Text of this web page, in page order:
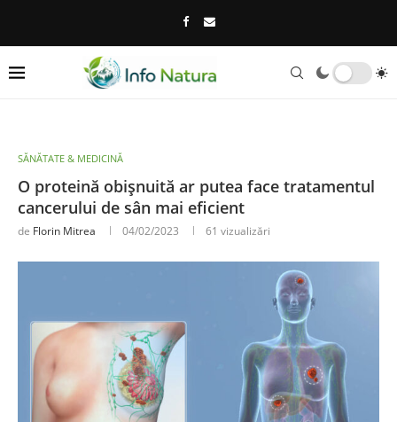
SĂNĂTATE & MEDICINĂ
O proteină obișnuită ar putea face tratamentul
cancerului de sân mai eficient
de Florin Mitrea 04/02/2023 61 vizualizări